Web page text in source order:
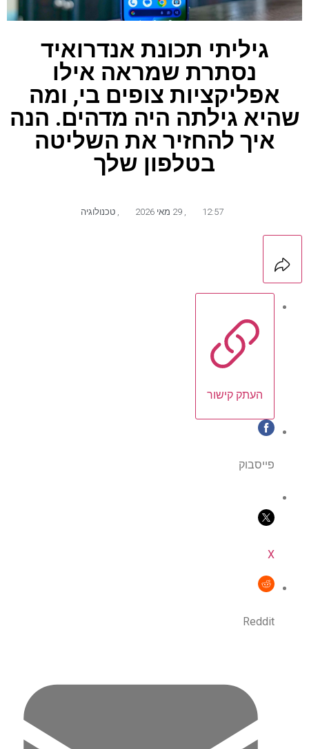
גיליתי תכונת אנדרואיד
נסתרת שמראה אילו
אפליקציות צופים בי, ומה
שהיא גילתה היה מדהים. הנה
איך להחזיר את השליטה
בטלפון שלך
12:57 29 מאי 2026 טכנולוגיה
העתק קישור
פייסבוק
X
Reddit